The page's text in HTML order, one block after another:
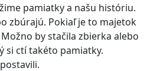
pamiatky a našu históriu.
zbúrajú. Pokiaľ je to majetok
by stačila zbierka alebo
si ctí takéto pamiatky.